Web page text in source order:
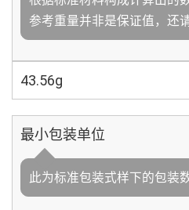
参考重量并非是保证值，还
43.56g
最小包装单位
此为标准包装式样下的包装数